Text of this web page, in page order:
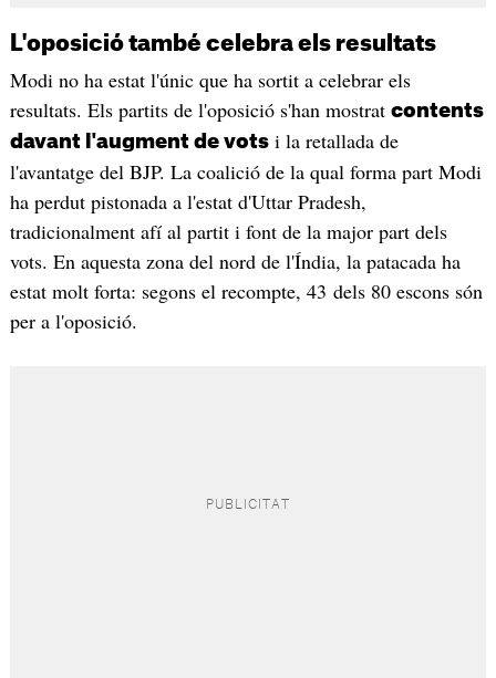
L'oposició també celebra els resultats
Modi no ha estat l'únic que ha sortit a celebrar els
resultats. Els partits de l'oposició s'han mostrat contents
davant l'augment de votsi la retallada de
l'avantatge del BJP. La coalició de la qual forma part Modi
ha perdut pistonada a l'estat d'Uttar Pradesh,
tradicionalment afí al partit i font de la major part dels
vots. En aquesta zona del nord de l'Índia, la patacada ha
estat molt forta: segons el recompte, 43 dels 80 escons són
per a l'oposició.